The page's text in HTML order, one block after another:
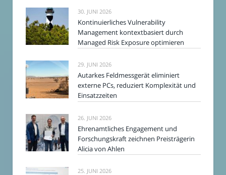
30. JUNI 2026
Kontinuierliches Vulnerability
Management kontextbasiert durch
Managed Risk Exposure optimieren
29. JUNI 2026
Autarkes Feldmessgerät eliminiert
externe PCs, reduziert Komplexität und
Einsatzzeiten
26. JUNI 2026
Ehrenamtliches Engagement und
Forschungskraft zeichnen Preisträgerin
Alicia von Ahlen
25. JUNI 2026